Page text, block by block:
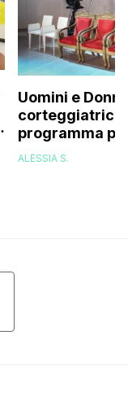
Uomini e
corteggiatrice:
programma
e mi
ALESSIA S.